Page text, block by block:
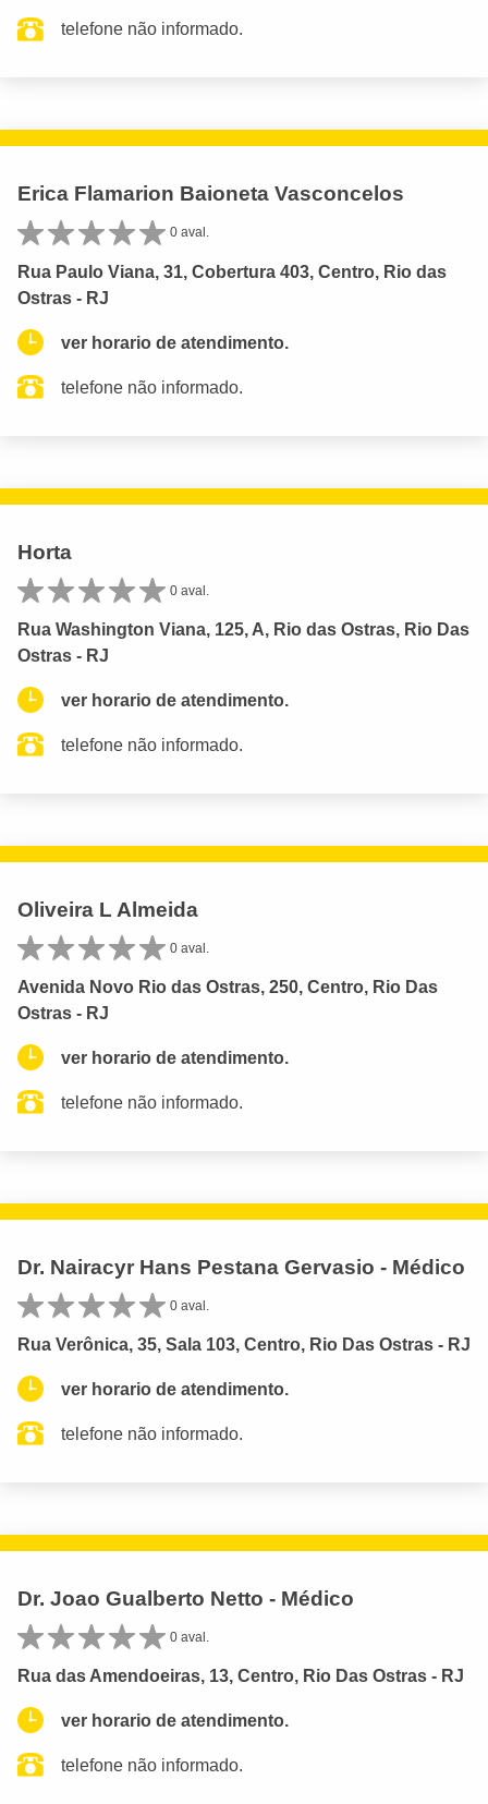
telefone não informado.
Erica Flamarion Baioneta Vasconcelos
0 aval.
Rua Paulo Viana, 31, Cobertura 403, Centro, Rio das
Ostras - RJ
ver horario de atendimento.
telefone não informado.
Horta
0 aval.
Rua Washington Viana, 125, A, Rio das Ostras, Rio Das
Ostras - RJ
ver horario de atendimento.
telefone não informado.
Oliveira L Almeida
0 aval.
Avenida Novo Rio das Ostras, 250, Centro, Rio Das
Ostras - RJ
ver horario de atendimento.
telefone não informado.
Dr. Nairacyr Hans Pestana Gervasio - Médico
0 aval.
Rua Verônica, 35, Sala 103, Centro, Rio Das Ostras - RJ
ver horario de atendimento.
telefone não informado.
Dr. Joao Gualberto Netto - Médico
0 aval.
Rua das Amendoeiras, 13, Centro, Rio Das Ostras - RJ
ver horario de atendimento.
telefone não informado.